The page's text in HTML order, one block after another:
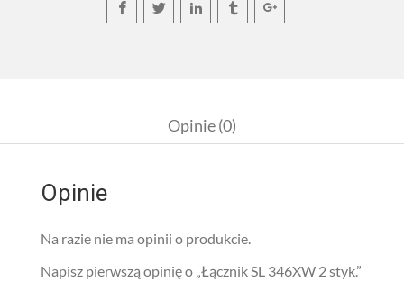
Opinie (0)
Opinie
Na razie nie ma opinii o produkcie.
Napisz pierwszą opinię o „Łącznik SL 346XW 2 styk.”